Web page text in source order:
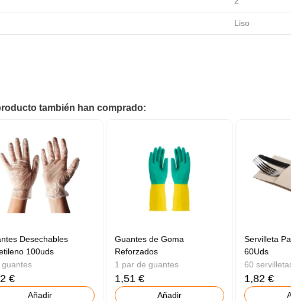
Liso
también han comprado:
Desechables
100uds
guantes
€
Añadir
Guantes de Goma
Reforzados
1 par de guantes
1,51 €
Añadir
Servilleta
60Uds
60
1,82 €